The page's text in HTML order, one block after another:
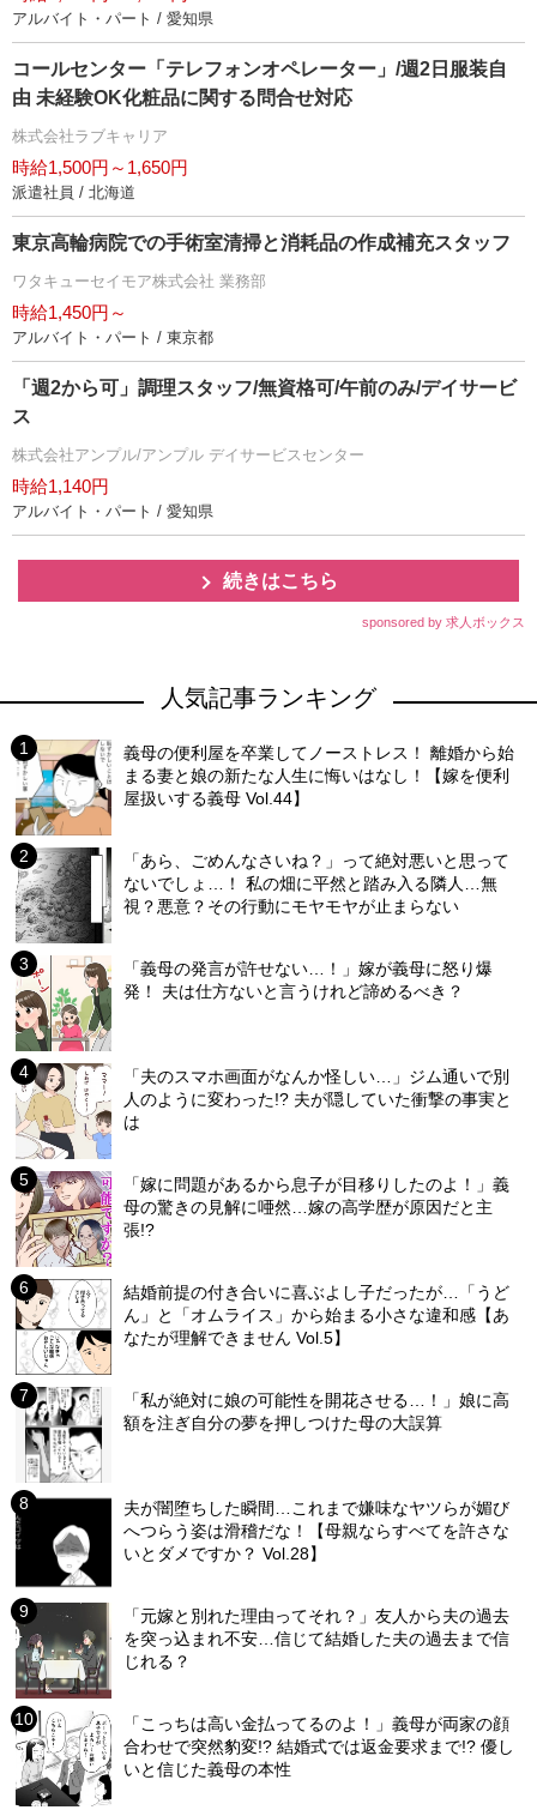
アルバイト・パート / 愛知県
コールセンター「テレフォンオペレーター」/週2日服装自
由 未経験OK化粧品に関する問合せ対応
株式会社ラブキャリア
時給1,500円～1,650円
派遣社員 / 北海道
東京高輪病院での手術室清掃と消耗品の作成補充スタッフ
ワタキューセイモア株式会社 業務部
時給1,450円～
アルバイト・パート / 東京都
「週2から可」調理スタッフ/無資格可/午前のみ/デイサービ
ス
株式会社アンプル/アンプル デイサービスセンター
時給1,140円
アルバイト・パート / 愛知県
続きはこちら
sponsored by 求人ボックス
人気記事ランキング
義母の便利屋を卒業してノーストレス！ 離婚から始
まる妻と娘の新たな人生に悔いはなし！【嫁を便利
屋扱いする義母 Vol.44】
「あら、ごめんなさいね？」って絶対悪いと思って
ないでしょ…！ 私の畑に平然と踏み入る隣人…無
視？悪意？その行動にモヤモヤが止まらない
「義母の発言が許せない…！」嫁が義母に怒り爆
発！ 夫は仕方ないと言うけれど諦めるべき？
「夫のスマホ画面がなんか怪しい…」ジム通いで別
人のように変わった!? 夫が隠していた衝撃の事実と
は
「嫁に問題があるから息子が目移りしたのよ！」義
母の驚きの見解に唖然…嫁の高学歴が原因だと主
張!?
結婚前提の付き合いに喜ぶよし子だったが…「うど
ん」と「オムライス」から始まる小さな違和感【あ
なたが理解できません Vol.5】
「私が絶対に娘の可能性を開花させる…！」娘に高
額を注ぎ自分の夢を押しつけた母の大誤算
夫が闇堕ちした瞬間…これまで嫌味なヤツらが媚び
へつらう姿は滑稽だな！【母親ならすべてを許さな
いとダメですか？ Vol.28】
「元嫁と別れた理由ってそれ？」友人から夫の過去
を突っ込まれ不安…信じて結婚した夫の過去まで信
じれる？
「こっちは高い金払ってるのよ！」義母が両家の顔
合わせで突然豹変!? 結婚式では返金要求まで!? 優し
いと信じた義母の本性